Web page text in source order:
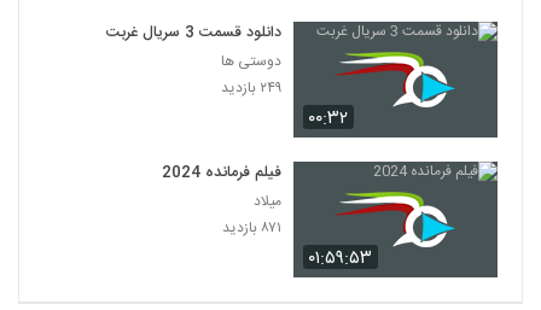
۰۰:۳۲
دانلود قسمت 3 سریال غربت
دوستی ها
۲۴۹ بازدید
۰۱:۵۹:۵۳
فیلم فرمانده 2024
میلاد
۸۷۱ بازدید